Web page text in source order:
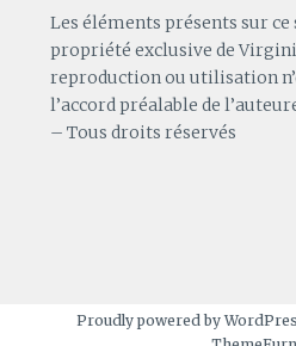
Les éléments présents sur
propriété exclusive de
reproduction ou utilisation
l’accord préalable de
– Tous droits réservés
Proudly powered by